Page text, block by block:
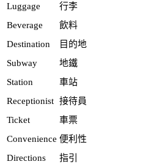
Luggage
行李
Beverage
飲料
Destination
目的地
Subway
地鐵
Station
車站
Receptionist 接待員
Ticket
車票
Convenience 便利性
Directions
指引